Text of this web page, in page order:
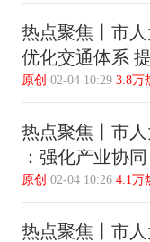
热点聚焦丨市人
优化交通体系
原创 02-04 10:29 3.8万
热点聚焦丨市
：强化产业协
力
原创 02-04 10:26 4.1万
热点聚焦丨市